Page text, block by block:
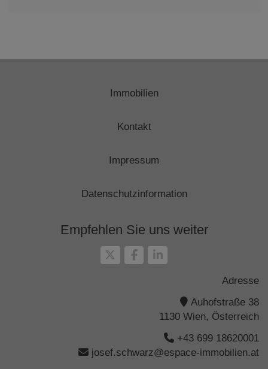
Immobilien
Kontakt
Impressum
Datenschutzinformation
Empfehlen Sie uns weiter
Adresse
Auhofstraße 38
1130 Wien, Österreich
+43 699 18620001
josef.schwarz@espace-immobilien.at